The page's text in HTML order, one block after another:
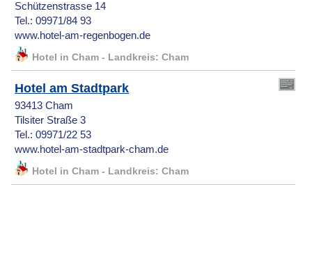
Schützenstrasse 14
Tel.: 09971/84 93
www.hotel-am-regenbogen.de
Hotel in Cham - Landkreis: Cham
Hotel am Stadtpark
93413 Cham
Tilsiter Straße 3
Tel.: 09971/22 53
www.hotel-am-stadtpark-cham.de
Hotel in Cham - Landkreis: Cham